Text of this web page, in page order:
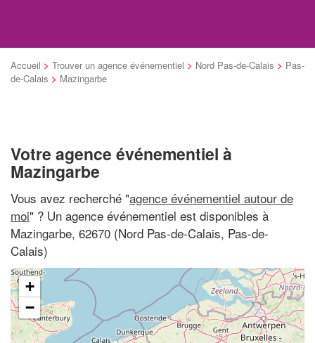
Accueil > Trouver un agence événementiel > Nord Pas-de-Calais > Pas-
de-Calais > Mazingarbe
Votre agence événementiel à
Mazingarbe
Vous avez recherché "agence événementiel autour de
moi" ? Un agence événementiel est disponibles à
Mazingarbe, 62670 (Nord Pas-de-Calais, Pas-de-
Calais)
+
−